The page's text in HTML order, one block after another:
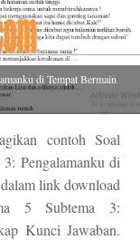
di Tempat Bermain
contoh Soal
Pengalamanku di
link download
5 Subtema 3:
Kunci Jawaban.